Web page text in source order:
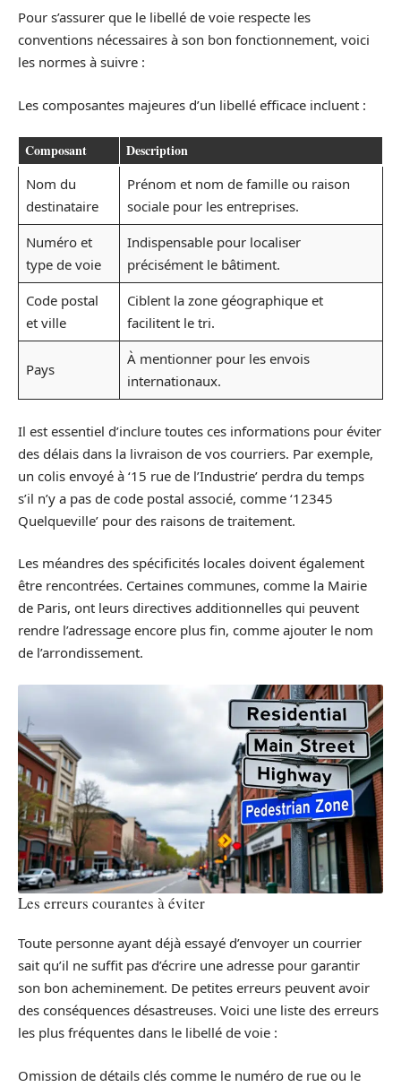
Pour s’assurer que le libellé de voie respecte les
conventions nécessaires à son bon fonctionnement, voici
les normes à suivre :
Les composantes majeures d’un libellé efficace incluent :
Composant Description
Nom du
destinataire
Prénom et nom de famille ou raison
sociale pour les entreprises.
Numéro et
type de voie
Indispensable pour localiser
précisément le bâtiment.
Code postal
et ville
Ciblent la zone géographique et
facilitent le tri.
Pays
À mentionner pour les envois
internationaux.
Il est essentiel d’inclure toutes ces informations pour éviter
des délais dans la livraison de vos courriers. Par exemple,
un colis envoyé à ‘15 rue de l’Industrie’ perdra du temps
s’il n’y a pas de code postal associé, comme ‘12345
Quelqueville’ pour des raisons de traitement.
Les méandres des spécificités locales doivent également
être rencontrées. Certaines communes, comme la Mairie
de Paris, ont leurs directives additionnelles qui peuvent
rendre l’adressage encore plus fin, comme ajouter le nom
de l’arrondissement.
Les erreurs courantes à éviter
Toute personne ayant déjà essayé d’envoyer un courrier
sait qu’il ne suffit pas d’écrire une adresse pour garantir
son bon acheminement. De petites erreurs peuvent avoir
des conséquences désastreuses. Voici une liste des erreurs
les plus fréquentes dans le libellé de voie :
Omission de détails clés comme le numéro de rue ou le